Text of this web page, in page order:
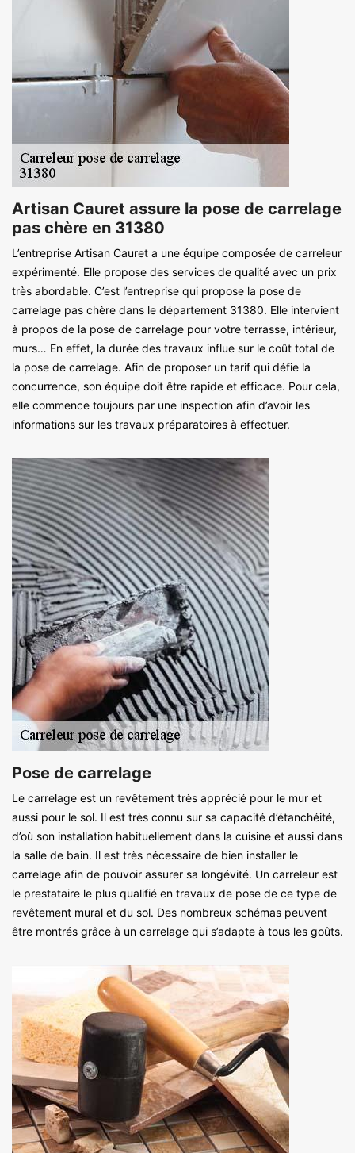
Artisan Cauret assure la pose de carrelage
pas chère en 31380
L’entreprise Artisan Cauret a une équipe composée de carreleur
expérimenté. Elle propose des services de qualité avec un prix
très abordable. C’est l’entreprise qui propose la pose de
carrelage pas chère dans le département 31380. Elle intervient
à propos de la pose de carrelage pour votre terrasse, intérieur,
murs… En effet, la durée des travaux influe sur le coût total de
la pose de carrelage. Afin de proposer un tarif qui défie la
concurrence, son équipe doit être rapide et efficace. Pour cela,
elle commence toujours par une inspection afin d’avoir les
informations sur les travaux préparatoires à effectuer.
Pose de carrelage
Le carrelage est un revêtement très apprécié pour le mur et
aussi pour le sol. Il est très connu sur sa capacité d’étanchéité,
d’où son installation habituellement dans la cuisine et aussi dans
la salle de bain. Il est très nécessaire de bien installer le
carrelage afin de pouvoir assurer sa longévité. Un carreleur est
le prestataire le plus qualifié en travaux de pose de ce type de
revêtement mural et du sol. Des nombreux schémas peuvent
être montrés grâce à un carrelage qui s’adapte à tous les goûts.